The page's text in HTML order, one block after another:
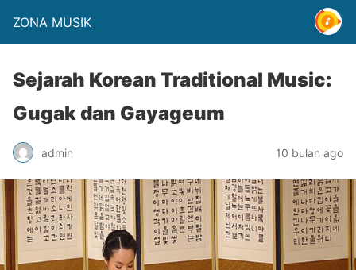
ZONA MUSIK
Sejarah Korean Traditional Music:
Gugak dan Gayageum
admin 10 bulan ago